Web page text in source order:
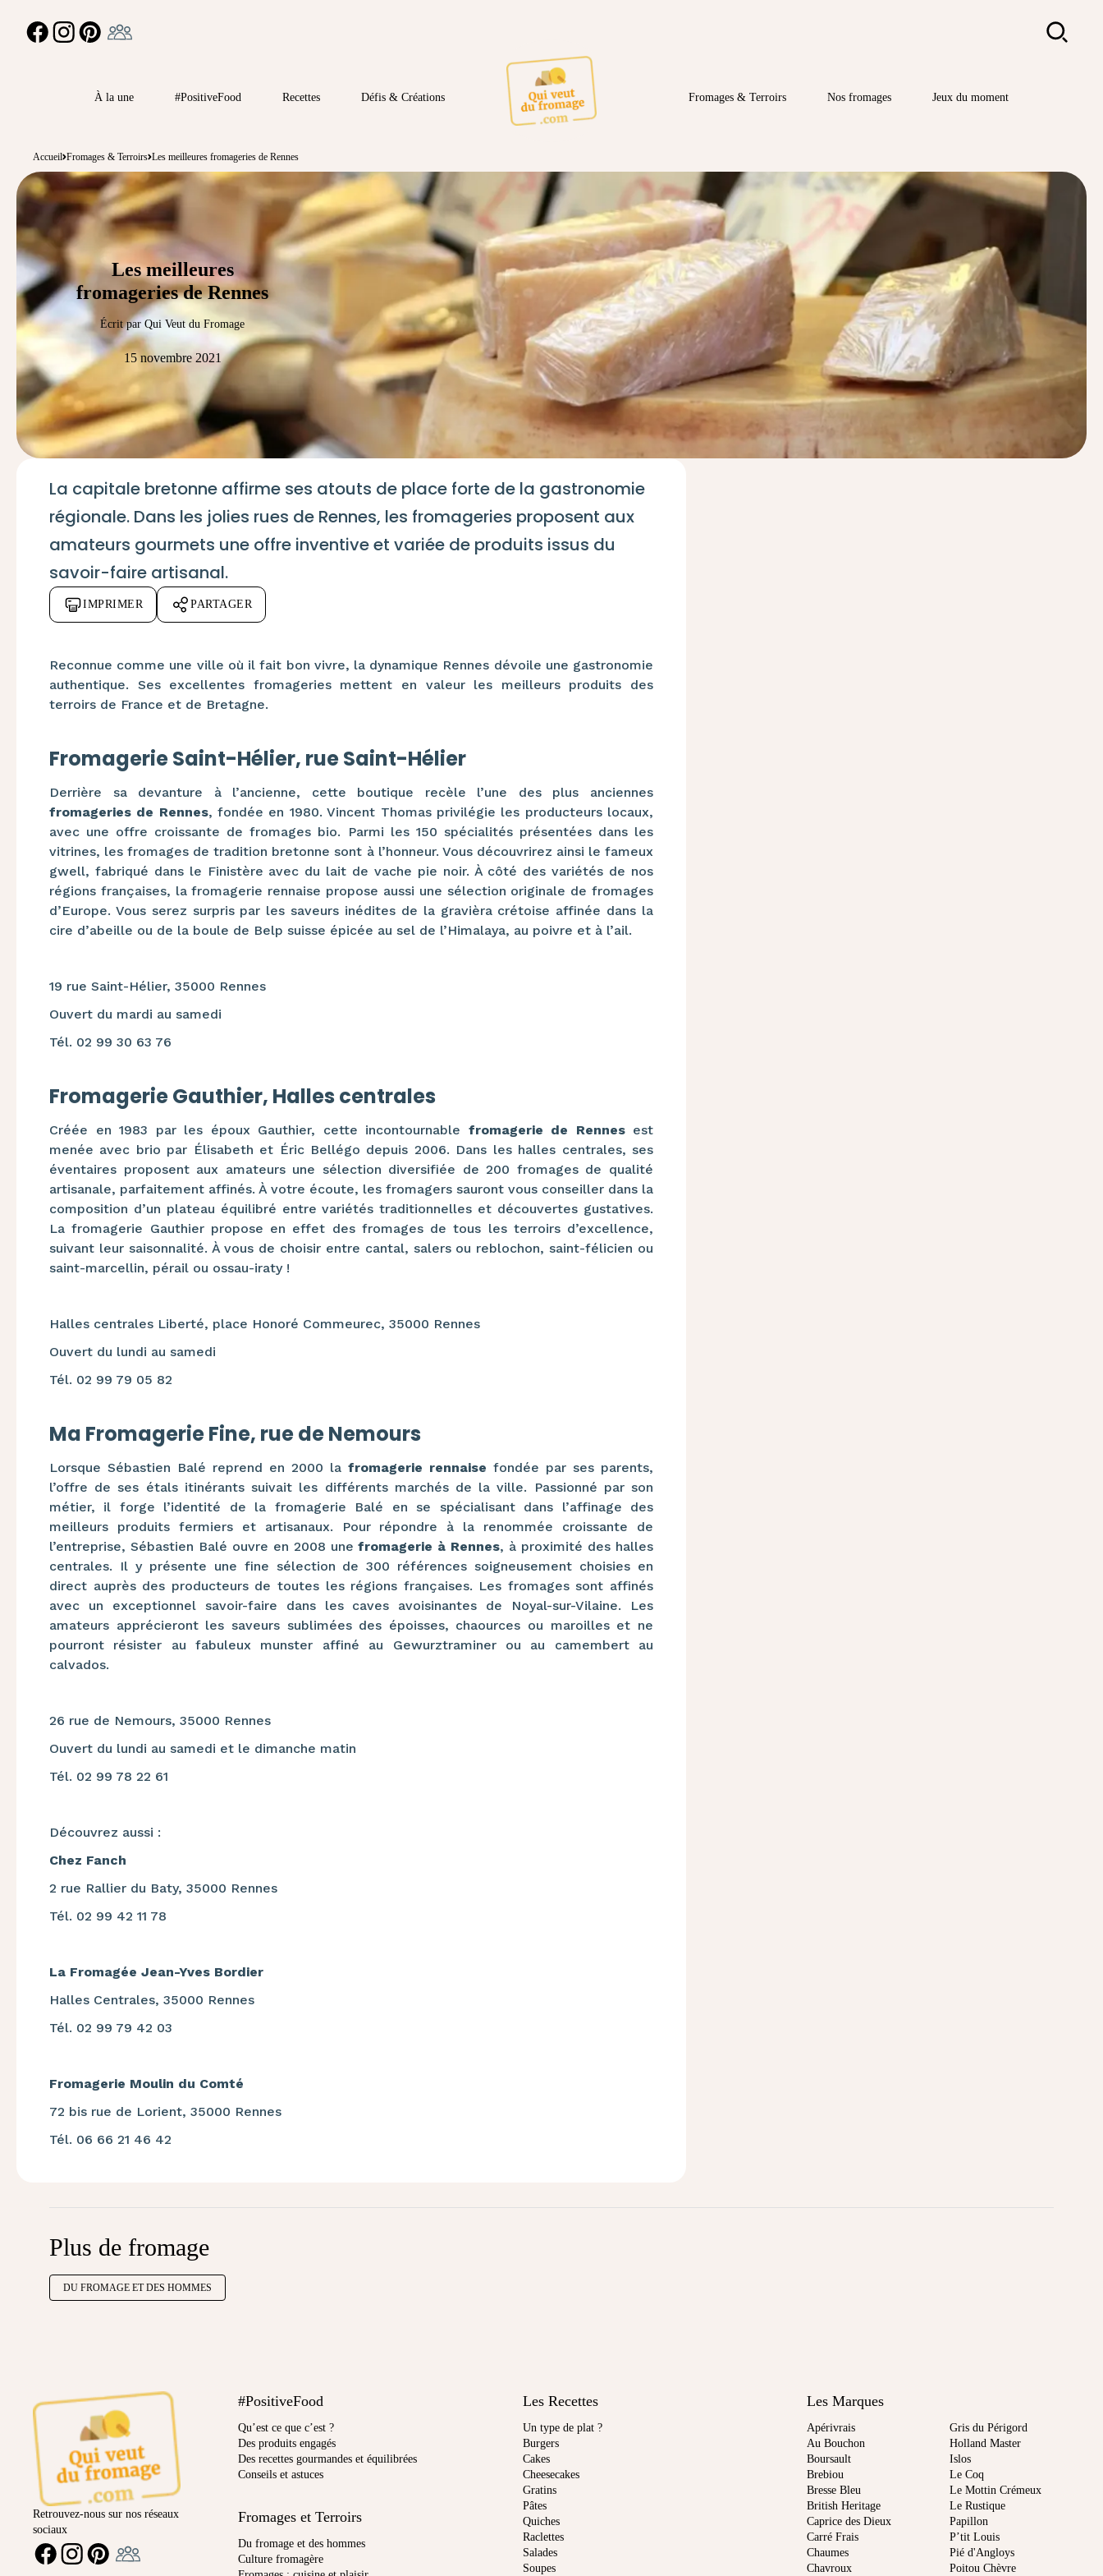
FACEBOOKINSTAGRAMPINTEREST Rechercher
À la une #PositiveFood Recettes Défis & Créations Fromages & Terroirs Nos fromages Jeux du moment
Accueil Fromages & Terroirs Les meilleures fromageries de Rennes
Les meilleures
fromageries de Rennes
Écrit par Qui Veut du Fromage
15 novembre 2021
La capitale bretonne affirme ses atouts de place forte de la gastronomie
régionale. Dans les jolies rues de Rennes, les fromageries proposent aux
amateurs gourmets une offre inventive et variée de produits issus du
savoir-faire artisanal.
IMPRIMER PARTAGER
Reconnue comme une ville où il fait bon vivre, la dynamique Rennes dévoile une gastronomie
authentique. Ses excellentes fromageries mettent en valeur les meilleurs produits des
terroirs de France et de Bretagne.
Fromagerie Saint-Hélier, rue Saint-Hélier
Derrière sa devanture à l’ancienne, cette boutique recèle l’une des plus anciennes
fromageries de Rennes, fondée en 1980. Vincent Thomas privilégie les producteurs locaux,
avec une offre croissante de fromages bio. Parmi les 150 spécialités présentées dans les
vitrines, les fromages de tradition bretonne sont à l’honneur. Vous découvrirez ainsi le fameux
gwell, fabriqué dans le Finistère avec du lait de vache pie noir. À côté des variétés de nos
régions françaises, la fromagerie rennaise propose aussi une sélection originale de fromages
d’Europe. Vous serez surpris par les saveurs inédites de la gravièra crétoise affinée dans la
cire d’abeille ou de la boule de Belp suisse épicée au sel de l’Himalaya, au poivre et à l’ail.
19 rue Saint-Hélier, 35000 Rennes
Ouvert du mardi au samedi
Tél. 02 99 30 63 76
Fromagerie Gauthier, Halles centrales
Créée en 1983 par les époux Gauthier, cette incontournable fromagerie de Rennesest
menée avec brio par Élisabeth et Éric Bellégo depuis 2006. Dans les halles centrales, ses
éventaires proposent aux amateurs une sélection diversifiée de 200 fromages de qualité
artisanale, parfaitement affinés. À votre écoute, les fromagers sauront vous conseiller dans la
composition d’un plateau équilibré entre variétés traditionnelles et découvertes gustatives.
La fromagerie Gauthier propose en effet des fromages de tous les terroirs d’excellence,
suivant leur saisonnalité. À vous de choisir entre cantal, salers ou reblochon, saint-félicien ou
saint-marcellin, pérail ou ossau-iraty !
Halles centrales Liberté, place Honoré Commeurec, 35000 Rennes
Ouvert du lundi au samedi
Tél. 02 99 79 05 82
Ma Fromagerie Fine, rue de Nemours
Lorsque Sébastien Balé reprend en 2000 la fromagerie rennaise fondée par ses parents,
l’offre de ses étals itinérants suivait les différents marchés de la ville. Passionné par son
métier, il forge l’identité de la fromagerie Balé en se spécialisant dans l’affinage des
meilleurs produits fermiers et artisanaux. Pour répondre à la renommée croissante de
l’entreprise, Sébastien Balé ouvre en 2008 unefromagerie à Rennes, à proximité des halles
centrales. Il y présente une fine sélection de 300 références soigneusement choisies en
direct auprès des producteurs de toutes les régions françaises. Les fromages sont affinés
avec un exceptionnel savoir-faire dans les caves avoisinantes de Noyal-sur-Vilaine. Les
amateurs apprécieront les saveurs sublimées des époisses, chaources ou maroilles et ne
pourront résister au fabuleux munster affiné au Gewurztraminer ou au camembert au
calvados.
26 rue de Nemours, 35000 Rennes
Ouvert du lundi au samedi et le dimanche matin
Tél. 02 99 78 22 61
Découvrez aussi :
Chez Fanch
2 rue Rallier du Baty, 35000 Rennes
Tél. 02 99 42 11 78
La Fromagée Jean-Yves Bordier
Halles Centrales, 35000 Rennes
Tél. 02 99 79 42 03
Fromagerie Moulin du Comté
72 bis rue de Lorient, 35000 Rennes
Tél. 06 66 21 46 42
Plus de fromage
DU FROMAGE ET DES HOMMES
Retrouvez-nous sur nos réseaux
sociaux
FACEBOOKINSTAGRAMPINTEREST
#PositiveFood
Qu’est ce que c’est ?
Des produits engagés
Des recettes gourmandes et équilibrées
Conseils et astuces
Fromages et Terroirs
Du fromage et des hommes
Culture fromagère
Les Recettes
Un type de plat ?
Burgers
Cakes
Cheesecakes
Gratins
Pâtes
Quiches
Raclettes
Salades
Soupes
Les Marques
Apérivrais
Au Bouchon
Boursault
Brebiou
Bresse Bleu
British Heritage
Caprice des Dieux
Carré Frais
Chaumes
Chavroux
Gris du Périgord
Holland Master
Islos
Le Coq
Le Mottin Crémeux
Le Rustique
Papillon
P’tit Louis
Pié d'Angloys
Poitou Chèvre